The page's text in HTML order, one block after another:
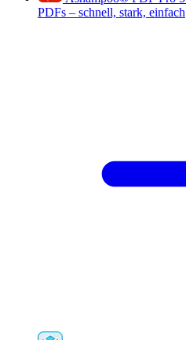
PDFs – schnell, stark, einfach